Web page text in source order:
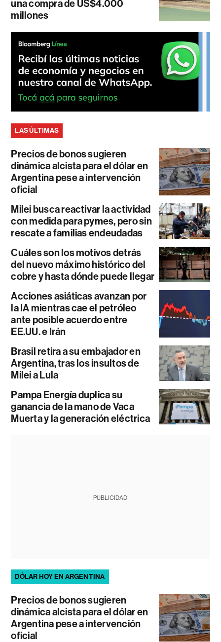
una compra de US$4.000
millones
LAS ÚLTIMAS
Precios de bonos sugieren
dinámica alcista para el dólar en
Argentina pese a intervención
oficial
Milei busca reactivar la actividad
con medida para pymes, pero sin
rescate a familias endeudadas
Cuáles son los motivos detrás
del nuevo máximo histórico del
cobre y hasta dónde puede llegar
Acciones asiáticas avanzan por
la IA mientras cae el petróleo
ante posible acuerdo entre
EE.UU. e Irán
Brasil retira a su embajador en
Argentina, tras los insultos de
Milei a Lula
Pampa Energía duplica su
ganancia de la mano de Vaca
Muerta y la generación eléctrica
PUBLICIDAD
DÓLAR HOY EN ARGENTINA
Precios de bonos sugieren
dinámica alcista para el dólar en
Argentina pese a intervención
oficial